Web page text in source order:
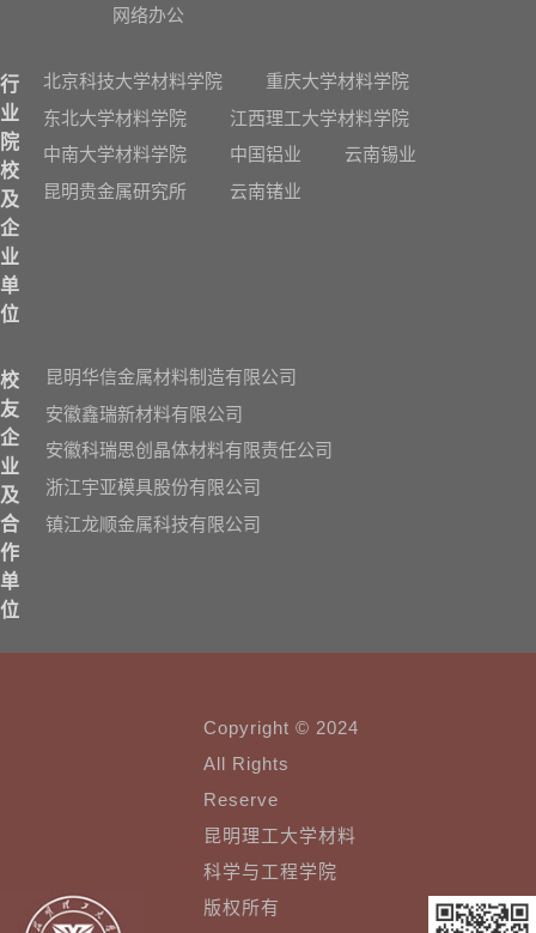
网络办公
行
业
院
校
及
企
业
单
位
北京科技大学材料学院
重庆大学材料学院
东北大学材料学院
江西理工大学材料学院
中南大学材料学院
中国铝业
云南锡业
昆明贵金属研究所
云南锗业
校
友
企
业
及
合
作
单
位
昆明华信金属材料制造有限公司
安徽鑫瑞新材料有限公司
安徽科瑞思创晶体材料有限责任公司
浙江宇亚模具股份有限公司
镇江龙顺金属科技有限公司
Copyright © 2024
All Rights
Reserve
昆明理工大学材料
科学与工程学院
版权所有